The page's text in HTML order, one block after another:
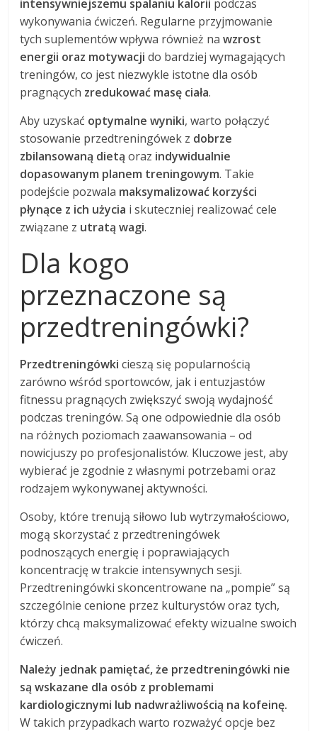
intensywniejszemu spalaniu kalorii podczas
wykonywania ćwiczeń. Regularne przyjmowanie
tych suplementów wpływa również nawzrost
energii oraz motywacji do bardziej wymagających
treningów, co jest niezwykle istotne dla osób
pragnących zredukować masę ciała.
Aby uzyskać optymalne wyniki, warto połączyć
stosowanie przedtreningówek z dobrze
zbilansowaną dietą oraz indywidualnie
dopasowanym planem treningowym. Takie
podejście pozwala maksymalizować korzyści
płynące z ich użycia i skuteczniej realizować cele
związane z utratą wagi.
Dla kogo
przeznaczone są
przedtreningówki?
Przedtreningówki cieszą się popularnością
zarówno wśród sportowców, jak i entuzjastów
fitnessu pragnących zwiększyć swoją wydajność
podczas treningów. Są one odpowiednie dla osób
na różnych poziomach zaawansowania – od
nowicjuszy po profesjonalistów. Kluczowe jest, aby
wybierać je zgodnie z własnymi potrzebami oraz
rodzajem wykonywanej aktywności.
Osoby, które trenują siłowo lub wytrzymałościowo,
mogą skorzystać z przedtreningówek
podnoszących energię i poprawiających
koncentrację w trakcie intensywnych sesji.
Przedtreningówki skoncentrowane na „pompie” są
szczególnie cenione przez kulturystów oraz tych,
którzy chcą maksymalizować efekty wizualne swoich
ćwiczeń.
Należy jednak pamiętać, że przedtreningówki nie
są wskazane dla osób z problemami
kardiologicznymi lub nadwrażliwością na kofeinę.
W takich przypadkach warto rozważyć opcje bez